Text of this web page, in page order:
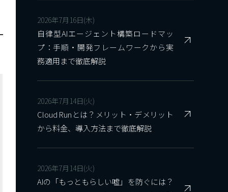
2026年7月16日(木)
自律型AIエージェント構築ロードマッ
プ：手順・開発フレームワークから実
務適用まで徹底解説
2026年7月14日(火)
Cloud Runとは？メリット・デメリット
から料金、導入方法まで徹底解説
2026年7月14日(火)
AIの「もっともらしい嘘」を防ぐには？